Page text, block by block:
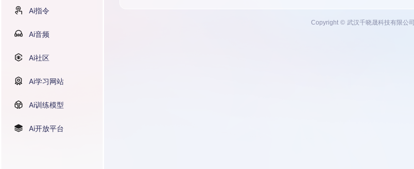
Ai指令
Ai音频
Ai社区
Ai学习网站
Ai训练模型
Ai开放平台
Copyright © 武汉千晓晟科技有限公司